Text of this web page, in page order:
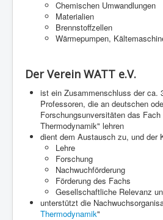
Chemischen Umwandlungen
Materialien
Brennstoffzellen
Wärmepumpen,
Der Verein WATT e.V.
ist ein Zusammenschluss der ca.
Professoren, die an deutschen
Forschungsunversitäten das
Thermodynamik" lehren
dient dem Austausch zu, und der
Lehre
Forschung
Nachwuchförderung
Förderung des Fachs
Gesellschaftliche Relevanz
unterstützt die
Thermodynamik"